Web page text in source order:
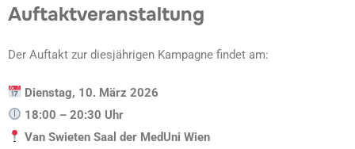
Auftaktveranstaltung
Der Auftakt zur diesjährigen Kampagne findet am:
Dienstag, 10. März 2026
18:00 – 20:30 Uhr
Van Swieten Saal der MedUni Wien